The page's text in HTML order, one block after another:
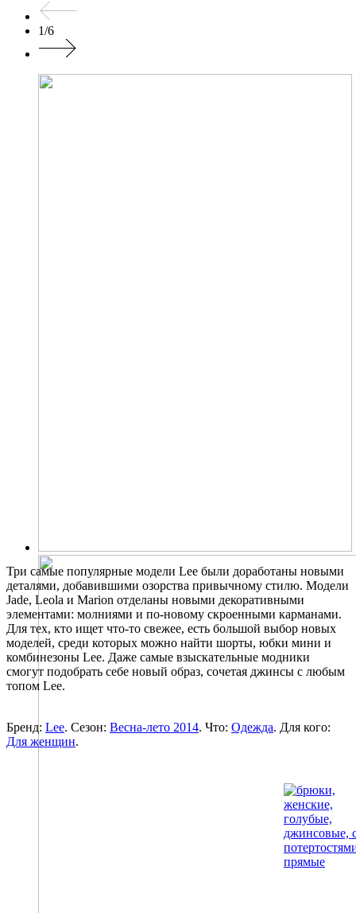
1/6
Три самые популярные модели Lee были доработаны новыми
деталями, добавившими озорства привычному стилю. Модели
Jade, Leola и Marion отделаны новыми декоративными
элементами: молниями и по-новому скроенными карманами.
Для тех, кто ищет что-то свежее, есть большой выбор новых
моделей, среди которых можно найти шорты, юбки мини и
комбинезоны Lee. Даже самые взыскательные модники
смогут подобрать себе новый образ, сочетая джинсы с любым
топом Lee.
Бренд: Lee. Сезон: Весна-лето 2014. Что: Одежда. Для кого:
Для женщин.